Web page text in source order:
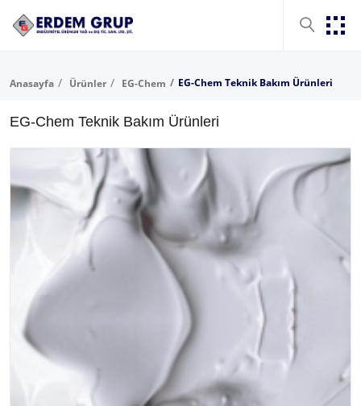
Anasayfa Ürünler EG-Chem EG-Chem Teknik Bakım Ürünleri
EG-Chem Teknik Bakım Ürünleri